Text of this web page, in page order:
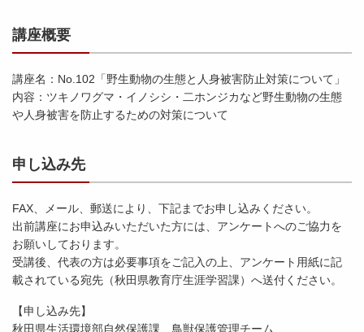
講座概要
講座名：No.102「野生動物の生態と人身被害防止対策について」
内容：ツキノワグマ・イノシシ・二ホンジカなど野生動物の生態
や人身被害を防止するための対策について
申し込み先
FAX、メール、郵送により、下記までお申し込みください。
出前講座にお申込みいただいた方には、アンケートへのご協力を
お願いしております。
受講後、代表の方は必要事項をご記入の上、アンケート用紙に記
載されている宛先（秋田県教育庁生涯学習課）へ送付ください。
【申し込み先】
秋田県生活環境部自然保護課 鳥獣保護管理チーム